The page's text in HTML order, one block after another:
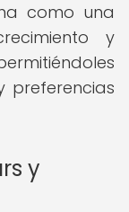
como una
y
preferencias
y